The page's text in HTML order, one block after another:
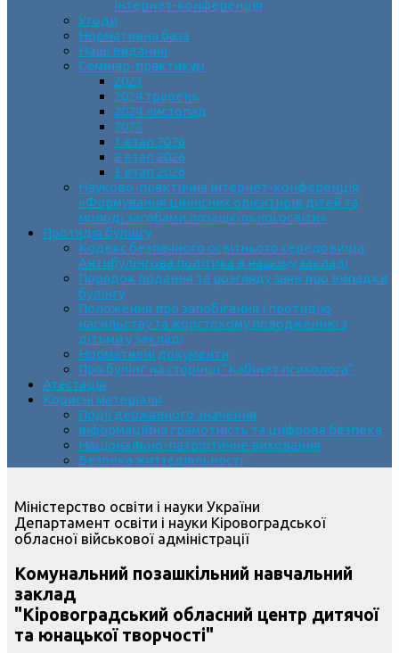
інтернет-конференція
Угоди
Нормативна база
Наші видання
Семінар-практикум
2023
2024 травень
2024 листопад
2025
1 етап 2026
2 етап 2026
3 етап 2026
Науково-практична інтернет-конференція
«Формування ціннісних орієнтирів дітей та
молоді засобами позашкільної освіти»
Протидія булінгу
Кодекс безпечного освітнього середовища.
Антибулінгова політика в нашому закладі
Порядок подання та розгляду заяв про випадки
булінгу
Положення про запобігання і протидію
насильству та жорстокому поводженню з
дітьми у закладі
Нормативні документи
Про булінг на сторінці “Кабінет психолога”
Атестація
Корисні матеріали
Події державного значення
Інформаційна грамотність та цифрова безпека
Національно-патріотичне виховання
Безпека життєдіяльності
Міністерство освіти і науки України
Департамент освіти і науки Кіровоградської
обласної військової адміністрації
Комунальний позашкільний навчальний
заклад
"Кіровоградський обласний центр дитячої
та юнацької творчості"